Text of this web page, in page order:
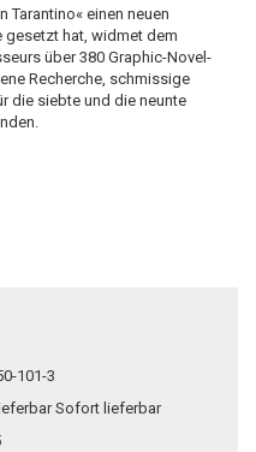
Tarantino« einen neuen
gesetzt hat, widmet dem
über 380 Graphic-Novel-
Recherche, schmissige
die siebte und die neunte
101-3
Sofort lieferbar